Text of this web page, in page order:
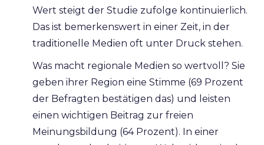
Wert steigt der Studie zufolge kontinuierlich.
Das ist bemerkenswert in einer Zeit, in der
traditionelle Medien oft unter Druck stehen.
Was macht regionale Medien so wertvoll? Sie
geben ihrer Region eine Stimme (69 Prozent
der Befragten bestätigen das) und leisten
einen wichtigen Beitrag zur freien
Meinungsbildung (64 Prozent). In einer